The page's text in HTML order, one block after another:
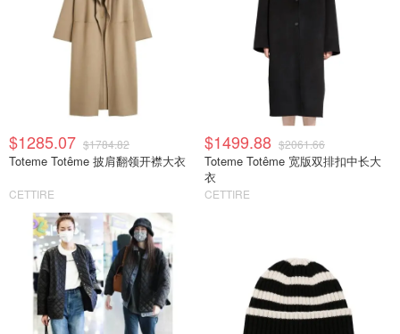
$1285.07 $1784.82
Toteme Totême 披肩翻领开襟大衣
CETTIRE
$1499.88 $2061.66
Toteme Totême 宽版双排扣中长大
衣
CETTIRE